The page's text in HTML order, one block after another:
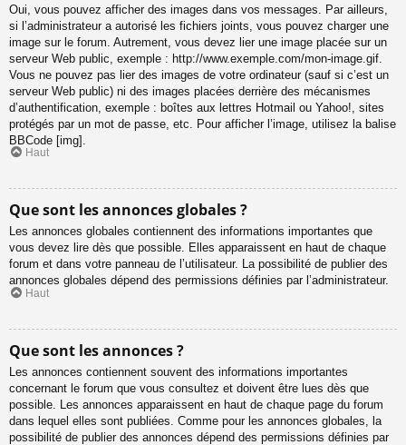
Oui, vous pouvez afficher des images dans vos messages. Par ailleurs,
si l’administrateur a autorisé les fichiers joints, vous pouvez charger une
image sur le forum. Autrement, vous devez lier une image placée sur un
serveur Web public, exemple : http://www.exemple.com/mon-image.gif.
Vous ne pouvez pas lier des images de votre ordinateur (sauf si c’est un
serveur Web public) ni des images placées derrière des mécanismes
d’authentification, exemple : boîtes aux lettres Hotmail ou Yahoo!, sites
protégés par un mot de passe, etc. Pour afficher l’image, utilisez la balise
BBCode [img].
Haut
Que sont les annonces globales ?
Les annonces globales contiennent des informations importantes que
vous devez lire dès que possible. Elles apparaissent en haut de chaque
forum et dans votre panneau de l’utilisateur. La possibilité de publier des
annonces globales dépend des permissions définies par l’administrateur.
Haut
Que sont les annonces ?
Les annonces contiennent souvent des informations importantes
concernant le forum que vous consultez et doivent être lues dès que
possible. Les annonces apparaissent en haut de chaque page du forum
dans lequel elles sont publiées. Comme pour les annonces globales, la
possibilité de publier des annonces dépend des permissions définies par